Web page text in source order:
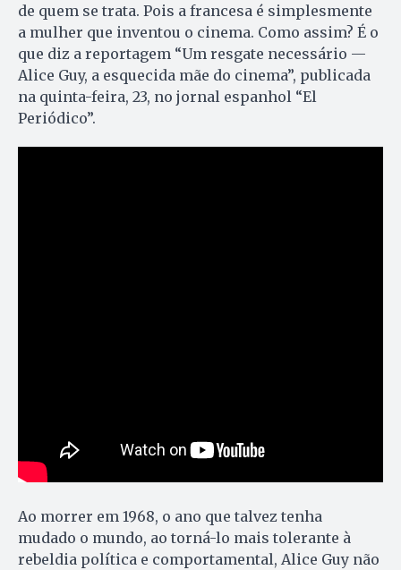
de quem se trata. Pois a francesa é simplesmente
a mulher que inventou o cinema. Como assim? É o
que diz a reportagem “Um resgate necessário —
Alice Guy, a esquecida mãe do cinema”, publicada
na quinta-feira, 23, no jornal espanhol “El
Periódico”.
Ao morrer em 1968, o ano que talvez tenha
mudado o mundo, ao torná-lo mais tolerante à
rebeldia política e comportamental, Alice Guy não